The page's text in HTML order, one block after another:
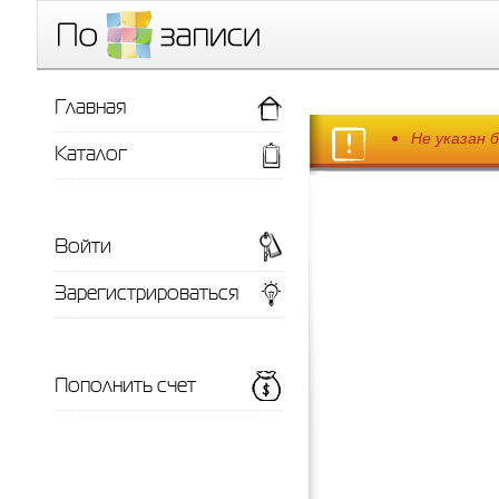
Не указан
Главная
Каталог
Войти
Зарегистрироваться
Пополнить счет